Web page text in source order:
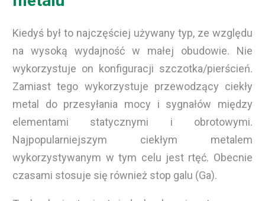
Kiedyś był to najczęściej używany typ, ze względu
na wysoką wydajność w małej obudowie. Nie
wykorzystuje on konfiguracji szczotka/pierścień.
Zamiast tego wykorzystuje przewodzący ciekły
metal do przesyłania mocy i sygnałów między
elementami statycznymi i obrotowymi.
Najpopularniejszym ciekłym metalem
wykorzystywanym w tym celu jest rtęć. Obecnie
czasami stosuje się również stop galu (Ga).